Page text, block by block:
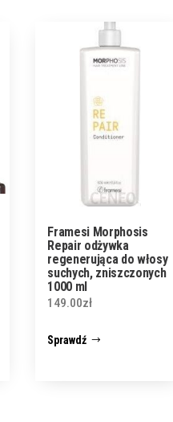
Framesi Morphosis
Repair odżywka
regenerująca do włosy
suchych, zniszczonych
1000 ml
149.00zł
Sprawdź